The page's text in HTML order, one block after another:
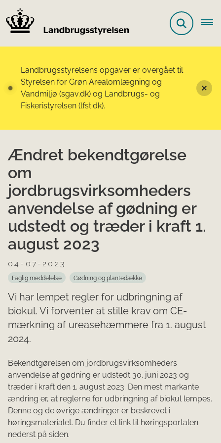
Landbrugsstyrelsens opgaver er overgået til
Styrelsen for Grøn Arealomlægning og
Vandmiljø (sgav.dk) og Landbrugs- og
Fiskeristyrelsen (lfst.dk).
Ændret bekendtgørelse
om
jordbrugsvirksomheders
anvendelse af gødning er
udstedt og træder i kraft 1.
august 2023
04-07-2023
Faglig meddelelse Gødning og plantedække
Vi har lempet regler for udbringning af
biokul. Vi forventer at stille krav om CE-
mærkning af ureasehæmmere fra 1. august
2024.
Bekendtgørelsen om jordbrugsvirksomheders
anvendelse af gødning er udstedt 30. juni 2023 og
træder i kraft den 1. august 2023. Den mest markante
ændring er, at reglerne for udbringning af biokul lempes.
Denne og de øvrige ændringer er beskrevet i
høringsmaterialet. Du finder et link til høringsportalen
nederst på siden.